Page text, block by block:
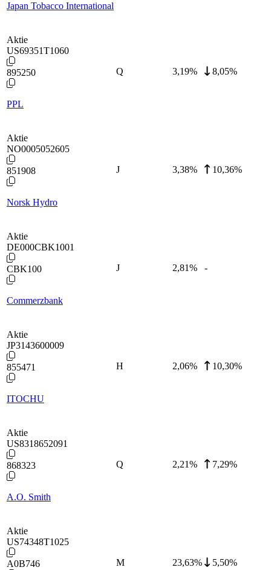
Japan Tobacco International
Aktie
US69351T1060
895250
PPL
Q 3,19% 8,05%
Aktie
NO0005052605
851908
Norsk Hydro
J 3,38% 10,36%
Aktie
DE000CBK1001
CBK100
Commerzbank
J 2,81% -
Aktie
JP3143600009
855471
ITOCHU
H 2,06% 10,30%
Aktie
US8318652091
868323
A.O. Smith
Q 2,21% 7,29%
Aktie
US74348T1025
A0B746 M 23,63% 5,50%